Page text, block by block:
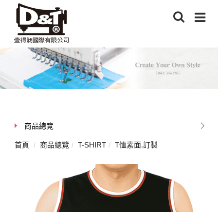
商品總覽
首頁 商品總覽 T-SHIRT T恤素面.訂製